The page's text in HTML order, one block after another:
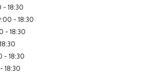
18:30
- 18:30
- 18:30
- 18:30
18:30